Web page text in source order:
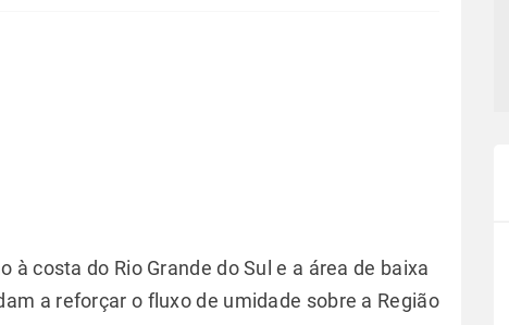
costa do Rio Grande do Sul e a área de baixa
a reforçar o fluxo de umidade sobre a Região